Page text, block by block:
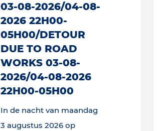
03-08-2026/04-08-
2026 22H00-
05H00/DETOUR
DUE TO ROAD
WORKS 03-08-
2026/04-08-2026
22H00-05H00
In de nacht van maandag
3 augustus 2026 op